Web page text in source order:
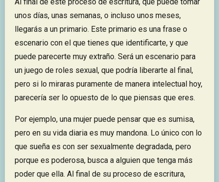
unos días, unas semanas, o incluso unos meses,
llegarás a un primario. Este primario es una frase o
escenario con el que tienes que identificarte, y que
puede parecerte muy extraño. Será un escenario para
un juego de roles sexual, que podría liberarte al final,
pero si lo miraras puramente de manera intelectual hoy,
parecería ser lo opuesto de lo que piensas que eres.
Por ejemplo, una mujer puede pensar que es sumisa,
pero en su vida diaria es muy mandona. Lo único con lo
que sueña es con ser sexualmente degradada, pero
porque es poderosa, busca a alguien que tenga más
poder que ella. Al final de su proceso de escritura,